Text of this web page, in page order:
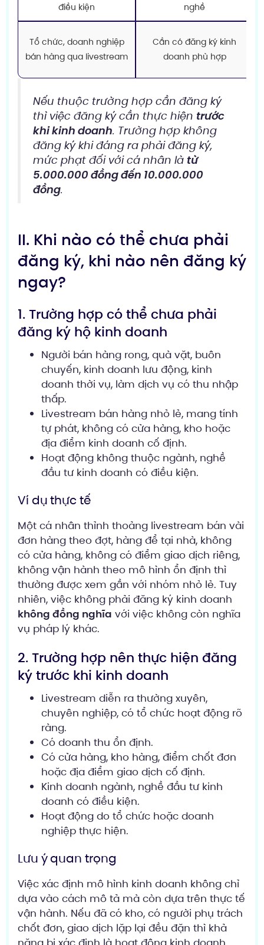
điều kiện
nghề
Tổ chức, doanh nghiệp
bán hàng qua livestream
Cần có đăng ký kinh
doanh phù hợp
Nếu thuộc trường hợp cần đăng ký
thì việc đăng ký cần thực hiện trước
khi kinh doanh. Trường hợp không
đăng ký khi đáng ra phải đăng ký,
mức phạt đối với cá nhân là từ
5.000.000 đồng đến 10.000.000
đồng.
II. Khi nào có thể chưa phải
đăng ký, khi nào nên đăng ký
ngay?
1. Trường hợp có thể chưa phải
đăng ký hộ kinh doanh
Người bán hàng rong, quà vặt, buôn
chuyến, kinh doanh lưu động, kinh
doanh thời vụ, làm dịch vụ có thu nhập
thấp.
Livestream bán hàng nhỏ lẻ, mang tính
tự phát, không có cửa hàng, kho hoặc
địa điểm kinh doanh cố định.
Hoạt động không thuộc ngành, nghề
đầu tư kinh doanh có điều kiện.
Ví dụ thực tế
Một cá nhân thỉnh thoảng livestream bán vài
đơn hàng theo đợt, hàng để tại nhà, không
có cửa hàng, không có điểm giao dịch riêng,
không vận hành theo mô hình ổn định thì
thường được xem gần với nhóm nhỏ lẻ. Tuy
nhiên, việc không phải đăng ký kinh doanh
không đồng nghĩa với việc không còn nghĩa
vụ pháp lý khác.
2. Trường hợp nên thực hiện đăng
ký trước khi kinh doanh
Livestream diễn ra thường xuyên,
chuyên nghiệp, có tổ chức hoạt động rõ
ràng.
Có doanh thu ổn định.
Có cửa hàng, kho hàng, điểm chốt đơn
hoặc địa điểm giao dịch cố định.
Kinh doanh ngành, nghề đầu tư kinh
doanh có điều kiện.
Hoạt động do tổ chức hoặc doanh
nghiệp thực hiện.
Lưu ý quan trọng
Việc xác định mô hình kinh doanh không chỉ
dựa vào cách mô tả mà còn dựa trên thực tế
vận hành. Nếu đã có kho, có người phụ trách
chốt đơn, giao dịch lặp lại đều đặn thì khả